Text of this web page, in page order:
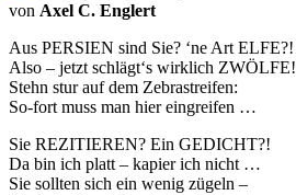
von Axel C. Englert
Aus PERSIEN sind Sie? ‘ne Art ELFE?!
Also – jetzt schlägt‘s wirklich ZWÖLFE!
Stehn stur auf dem Zebrastreifen:
So-fort muss man hier eingreifen …
Sie REZITIEREN? Ein GEDICHT?!
Da bin ich platt – kapier ich nicht …
Sie sollten sich ein wenig zügeln –